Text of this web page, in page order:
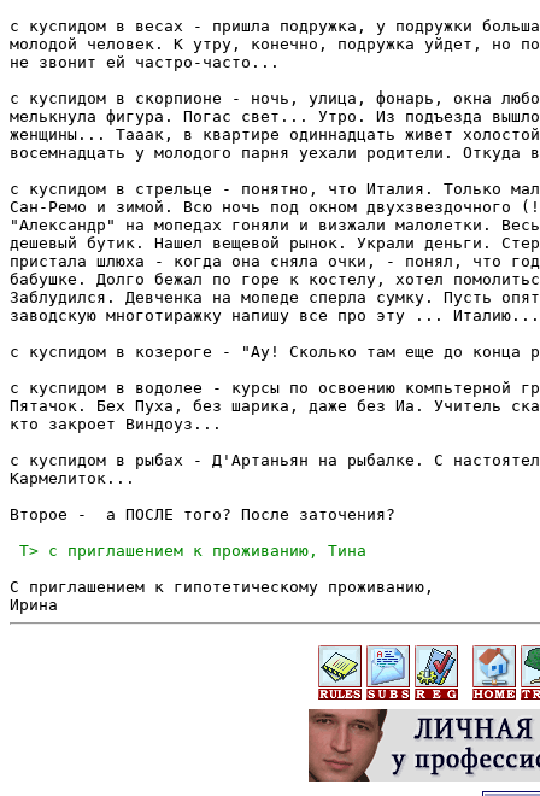
с куспидом в весах - пришла подружка, у подружки
молодой человек. К утру, конечно, подружка уйдет, но
не звонит ей частро-часто...
с куспидом в скорпионе - ночь, улица, фонарь, окна
мелькнула фигура. Погас свет... Утро. Из подъезда
женщины... Тааак, в квартире одиннадцать живет
восемнадцать у молодого парня уехали родители.
с куспидом в стрельце - понятно, что Италия. Только
Сан-Ремо и зимой. Всю ночь под окном двухзвездочного
"Александр" на мопедах гоняли и визжали малолетки.
дешевый бутик. Нашел вещевой рынок. Украли деньги.
пристала шлюха - когда она сняла очки, - понял, что
бабушке. Долго бежал по горе к костелу, хотел
Заблудился. Девченка на мопеде сперла сумку. Пусть
заводскую многотиражку напишу все про эту ... Италию...
с куспидом в козероге - "Ау! Сколько там еще до конца
с куспидом в водолее - курсы по освоению компьтерной
Пятачок. Бех Пуха, без шарика, даже без Иа. Учитель
кто закроет Виндоуз...
с куспидом в рыбах - Д'Артаньян на рыбалке. С
Кармелиток...
Второе -  а ПОСЛЕ того? После заточения?
С приглашением к гипотетическому проживанию,